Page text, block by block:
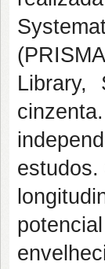
Library,
estudos.